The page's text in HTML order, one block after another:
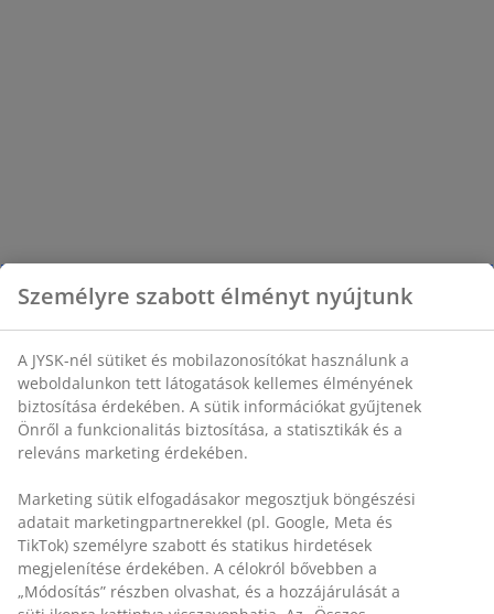
Személyre szabott élményt nyújtunk
A JYSK-nél sütiket és mobilazonosítókat használunk a
weboldalunkon tett látogatások kellemes élményének
biztosítása érdekében. A sütik információkat gyűjtenek
Önről a funkcionalitás biztosítása, a statisztikák és a
releváns marketing érdekében.
Marketing sütik elfogadásakor megosztjuk böngészési
adatait marketingpartnerekkel (pl. Google, Meta és
TikTok) személyre szabott és statikus hirdetések
megjelenítése érdekében. A célokról bővebben a
„Módosítás” részben olvashat, és a hozzájárulását a